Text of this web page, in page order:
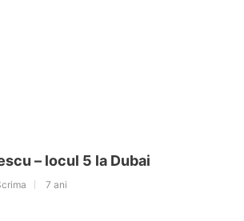
– locul 5 la Dubai
7 ani